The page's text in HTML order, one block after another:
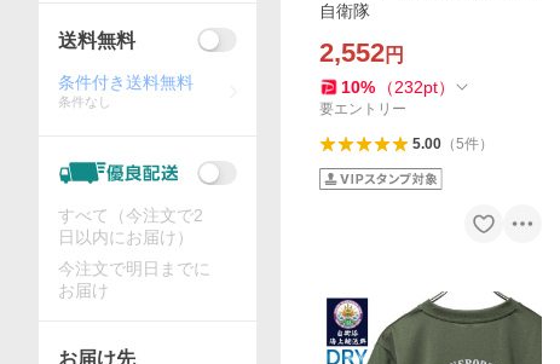
自衛隊
2,552円
10% （232pt）
要エントリー
5.00（5件）
送料無料
条件付き送料無料
条件なし
すべて（今注文で2
日以内にお届け）
今注文で明日までに
お届け
お届け先